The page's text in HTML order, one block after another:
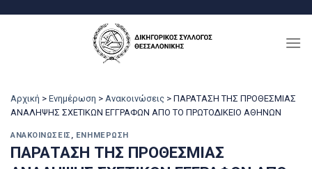
Αρχική > Ενημέρωση > Ανακοινώσεις > ΠΑΡΑΤΑΣΗ ΤΗΣ ΠΡΟΘΕΣΜΙΑΣ
ΑΝΑΛΗΨΗΣ ΣΧΕΤΙΚΩΝ ΕΓΓΡΑΦΩΝ ΑΠΟ ΤΟ ΠΡΩΤΟΔΙΚΕΙΟ ΑΘΗΝΩΝ
ΑΝΑΚΟΙΝΏΣΕΙΣ , ΕΝΗΜΈΡΩΣΗ
ΠΑΡΑΤΑΣΗ ΤΗΣ ΠΡΟΘΕΣΜΙΑΣ